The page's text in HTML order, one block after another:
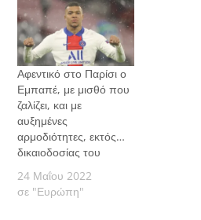
Αφεντικό στο Παρίσι ο
Εμπαπέ, με μισθό που
ζαλίζει, και με
αυξημένες
αρμοδιότητες, εκτός…
δικαιοδοσίας του
24 Μαΐου 2022
σε "Ευρώπη"